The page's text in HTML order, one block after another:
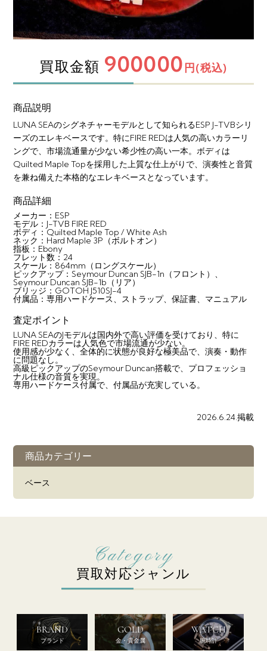
買取金額 900000 円(税込)
商品説明
LUNA SEAのシグネチャーモデルとして知られるESP J-TVBシリ
ーズのエレキベースです。特にFIRE REDは人気の高いカラーリ
ングで、市場流通量が少ない希少性の高い一本。ボディは
Quilted Maple Topを採用した上質な仕上がりで、演奏性と音質
を兼ね備えた本格的なエレキベースとなっています。
商品詳細
メーカー：ESP
モデル：J-TVB FIRE RED
ボディ：Quilted Maple Top / White Ash
ネック：Hard Maple 3P（ボルトオン）
指板：Ebony
フレット数：24
スケール：864mm（ロングスケール）
ピックアップ：Seymour Duncan SJB-1n（フロント）、
Seymour Duncan SJB-1b（リア）
ブリッジ：GOTOH J510SJ-4
付属品：専用ハードケース、ストラップ、保証書、マニュアル
査定ポイント
LUNA SEAのJモデルは国内外で高い評価を受けており、特に
FIRE REDカラーは人気色で市場流通が少ない。
使用感が少なく、全体的に状態が良好な極美品で、演奏・動作
に問題なし。
高級ピックアップのSeymour Duncan搭載で、プロフェッショ
ナル仕様の音質を実現。
専用ハードケース付属で、付属品が充実している。
2026.6.24.掲載
商品カテゴリー
ベース
買取対応ジャンル
BRAND
ブランド
GOLD
金・貴金属
WATCH
腕時計